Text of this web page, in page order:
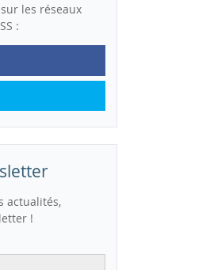
les réseaux
:
actualités,
!